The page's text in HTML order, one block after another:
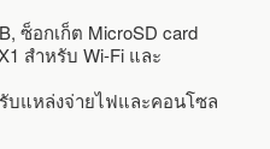
ซ็อกเก็ต MicroSD card
สำหรับ Wi-Fi และ
บแหล่งจ่ายไฟและคอนโซล